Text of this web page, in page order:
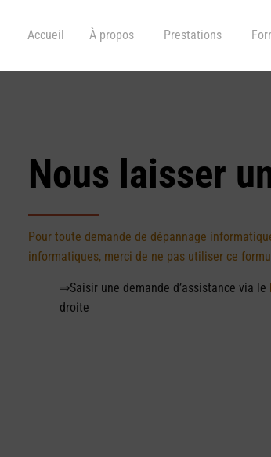
Accueil À propos Prestations
Nous laisser
Pour toute demande de dépannage
informatiques, merci de ne pas utiliser ce
⇒Saisir une demande d’assistance via le
droite